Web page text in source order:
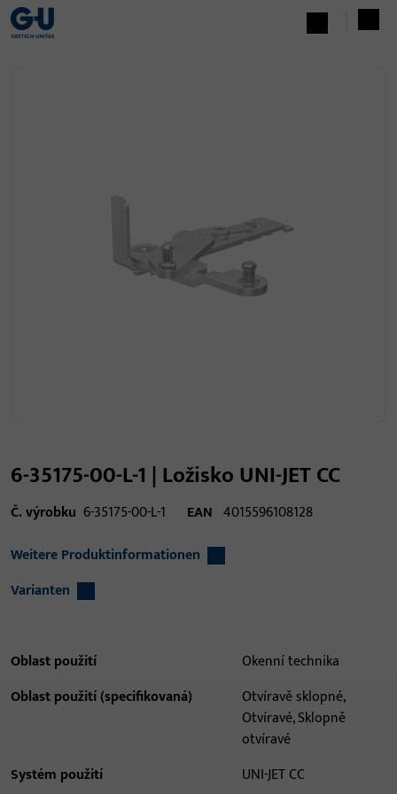
6-35175-00-L-1 | Ložisko UNI-JET CC
Č. výrobku 6-35175-00-L-1 EAN 4015596108128
Weitere Produktinformationen
Varianten
Oblast použití
Okenní technika
Oblast použití (specifikovaná)
Otvíravě sklopné,
Otvíravé, Sklopně
otvíravé
Systém použití
UNI-JET CC